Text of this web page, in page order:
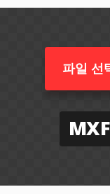
파일 선
MXF